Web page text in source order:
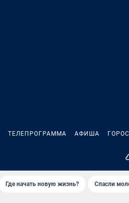
ТЕЛЕПРОГРАММА АФИША
Где начать новую жизнь? Спасли